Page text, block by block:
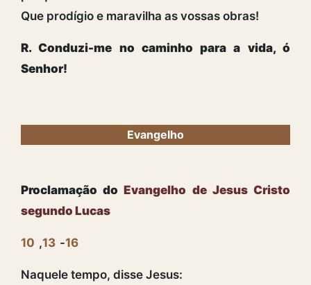
Que prodígio e maravilha as vossas obras!
R. Conduzi-me no caminho para a vida, ó
Senhor!
Evangelho
Proclamação doEvangelho de Jesus Cristo
segundo Lucas
10 ,13 -16
Naquele tempo, disse Jesus: